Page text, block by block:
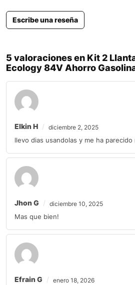
Escribe una reseña
5 valoraciones en Kit 2
Ecology 84V Ahorro
Elkin H diciembre 2, 2025
llevo dias usandolas y me ha parecido
Jhon G diciembre 10, 2025
Mas que bien!
Efrain G enero 18, 2026